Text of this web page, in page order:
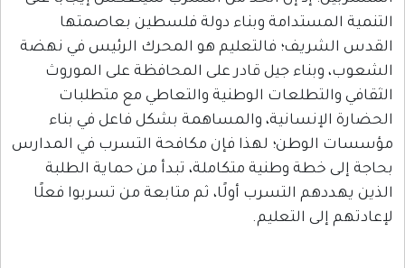
وبناء دولة فلسطين بعاصمتها
فالتعليم هو المحرك الرئيس في نهضة
جيل قادر على المحافظة على الموروث
الوطنية والتعاطي مع متطلبات
والمساهمة بشكل فاعل في بناء
لهذا فإن مكافحة التسرب في المدارس
وطنية متكاملة، تبدأ من حماية الطلبة
التسرب أولًا، ثم متابعة من تسربوا فعلًا
التعليم.